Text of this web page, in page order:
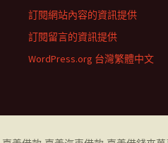
訂閱網站內容的資訊提供
訂閱留言的資訊提供
WordPress.org 台灣繁體中文